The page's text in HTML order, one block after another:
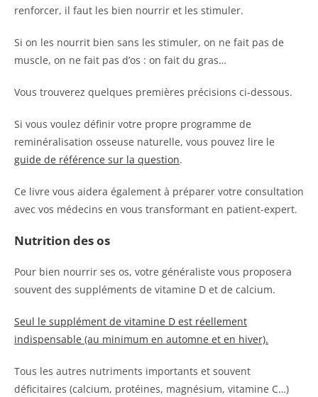
renforcer, il faut les bien nourrir et les stimuler.
Si on les nourrit bien sans les stimuler, on ne fait pas de
muscle, on ne fait pas d’os : on fait du gras…
Vous trouverez quelques premières précisions ci-dessous.
Si vous voulez définir votre propre programme de
reminéralisation osseuse naturelle, vous pouvez lire le
guide de référence sur la question.
Ce livre vous aidera également à préparer votre consultation
avec vos médecins en vous transformant en patient-expert.
Nutrition des os
Pour bien nourrir ses os, votre généraliste vous proposera
souvent des suppléments de vitamine D et de calcium.
Seul le supplément de vitamine D est réellement
indispensable (au minimum en automne et en hiver).
Tous les autres nutriments importants et souvent
déficitaires (calcium, protéines, magnésium, vitamine C…)